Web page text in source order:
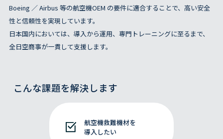
Boeing ／ Airbus 等の航空機OEM の要件に適合することで、高い安全
性と信頼性を実現しています。
日本国内においては、導入から運用、専門トレーニングに至るまで、
全日空商事が一貫して支援します。
こんな課題を解決します
航空機救難機材を
導入したい